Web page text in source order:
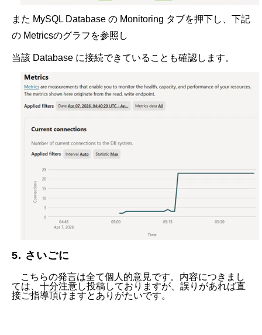
また MySQL Database の Monitoring タブを押下し、下記
の Metricsのグラフを参照し
当該 Database に接続できていることも確認します。
5. さいごに
こちらの発言は全て個人的意見です。内容につきまし
ては、十分注意し投稿しておりますが、誤りがあれば直
接ご指導頂けますとありがたいです。